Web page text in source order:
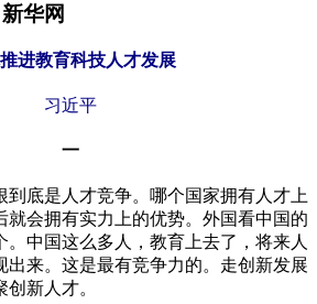
华网
进教育科技人才发展
习近平
一
底是人才竞争。哪个国家拥有人才上
就会拥有实力上的优势。外国看中国的
。中国这么多人，教育上去了，将来人
出来。这是最有竞争力的。走创新发展
新人才。